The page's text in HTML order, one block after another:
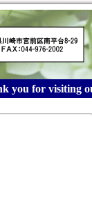
visiting our